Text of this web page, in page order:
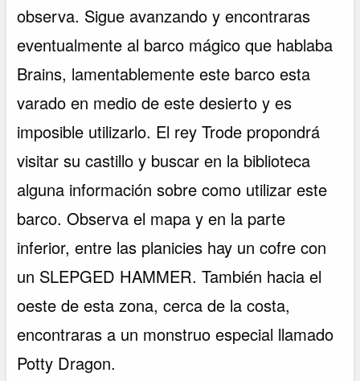
observa. Sigue avanzando y encontraras
eventualmente al barco mágico que hablaba
Brains, lamentablemente este barco esta
varado en medio de este desierto y es
imposible utilizarlo. El rey Trode propondrá
visitar su castillo y buscar en la biblioteca
alguna información sobre como utilizar este
barco. Observa el mapa y en la parte
inferior, entre las planicies hay un cofre con
un SLEPGED HAMMER. También hacia el
oeste de esta zona, cerca de la costa,
encontraras a un monstruo especial llamado
Potty Dragon.